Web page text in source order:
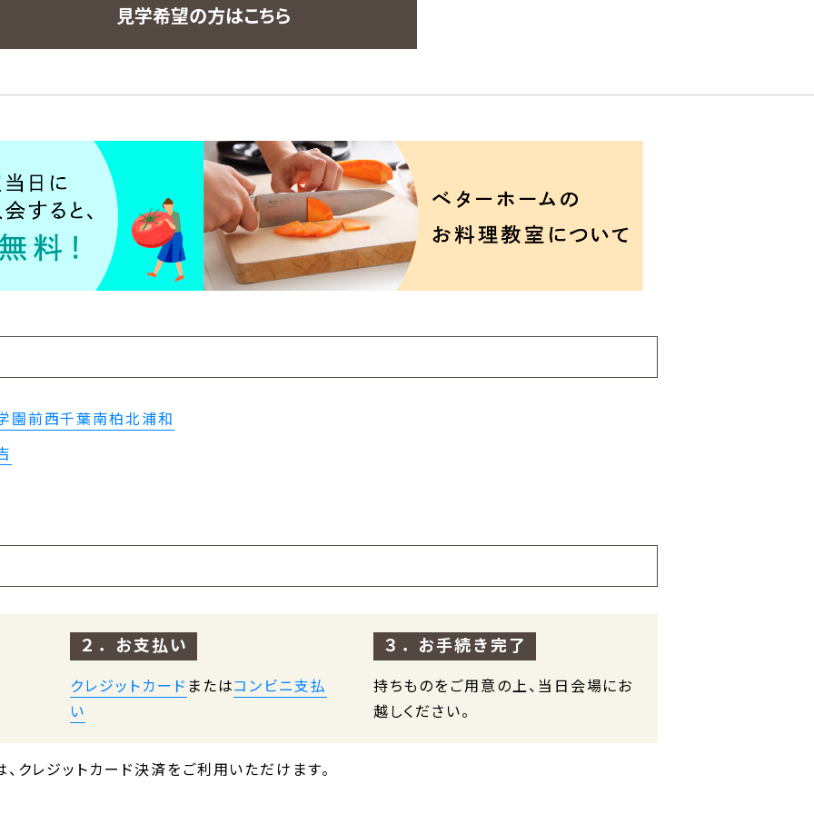
見学希望の方はこちら
園前西千葉南柏北浦和
２．お支払い
クレジットカード またはコンビニ支払
い
３．お手続き完了
持ちものをご用意の上、当日会場にお
越しください。
クレジットカード決済をご利用いただけます。